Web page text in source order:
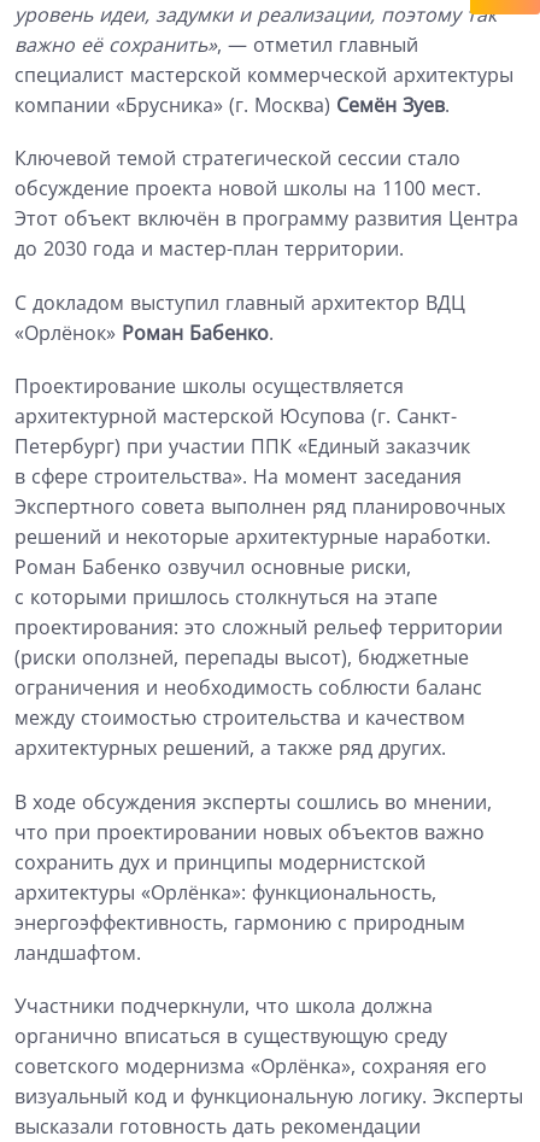
уровень идеи, задумки и реализации, поэтому так
важно её сохранить», — отметил главный
специалист мастерской коммерческой архитектуры
компании «Брусника» (г. Москва) Семён Зуев.
Ключевой темой стратегической сессии стало
обсуждение проекта новой школы на 1100 мест.
Этот объект включён в программу развития Центра
до 2030 года и мастер-план территории.
С докладом выступил главный архитектор ВДЦ
«Орлёнок» Роман Бабенко.
Проектирование школы осуществляется
архитектурной мастерской Юсупова (г. Санкт-
Петербург) при участии ППК «Единый заказчик
в сфере строительства». На момент заседания
Экспертного совета выполнен ряд планировочных
решений и некоторые архитектурные наработки.
Роман Бабенко озвучил основные риски,
с которыми пришлось столкнуться на этапе
проектирования: это сложный рельеф территории
(риски оползней, перепады высот), бюджетные
ограничения и необходимость соблюсти баланс
между стоимостью строительства и качеством
архитектурных решений, а также ряд других.
В ходе обсуждения эксперты сошлись во мнении,
что при проектировании новых объектов важно
сохранить дух и принципы модернистской
архитектуры «Орлёнка»: функциональность,
энергоэффективность, гармонию с природным
ландшафтом.
Участники подчеркнули, что школа должна
органично вписаться в существующую среду
советского модернизма «Орлёнка», сохраняя его
визуальный код и функциональную логику. Эксперты
высказали готовность дать рекомендации